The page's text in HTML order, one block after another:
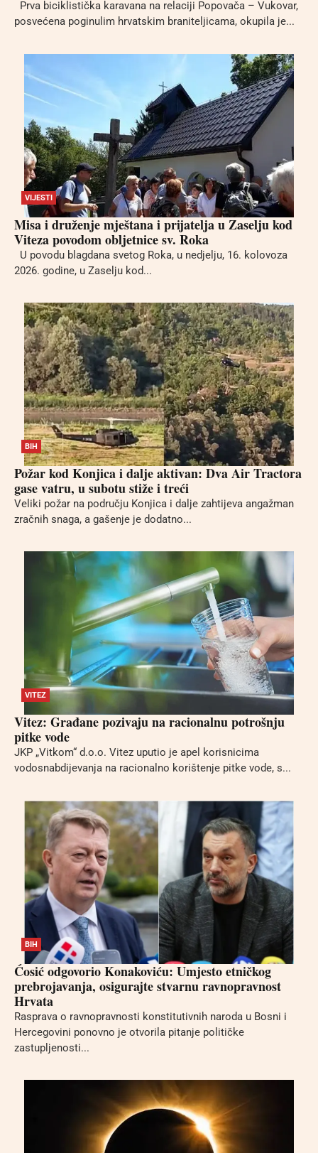
Prva biciklistička karavana na relaciji Popovača – Vukovar,
posvećena poginulim hrvatskim braniteljicama, okupila je...
VIJESTI
Misa i druženje mještana i prijatelja u Zaselju kod
Viteza povodom obljetnice sv. Roka
U povodu blagdana svetog Roka, u nedjelju, 16. kolovoza
2026. godine, u Zaselju kod...
BIH
Požar kod Konjica i dalje aktivan: Dva Air Tractora
gase vatru, u subotu stiže i treći
Veliki požar na području Konjica i dalje zahtijeva angažman
zračnih snaga, a gašenje je dodatno...
VITEZ
Vitez: Građane pozivaju na racionalnu potrošnju
pitke vode
JKP „Vitkom“ d.o.o. Vitez uputio je apel korisnicima
vodosnabdijevanja na racionalno korištenje pitke vode, s...
BIH
Ćosić odgovorio Konakoviću: Umjesto etničkog
prebrojavanja, osigurajte stvarnu ravnopravnost
Hrvata
Rasprava o ravnopravnosti konstitutivnih naroda u Bosni i
Hercegovini ponovno je otvorila pitanje političke
zastupljenosti...